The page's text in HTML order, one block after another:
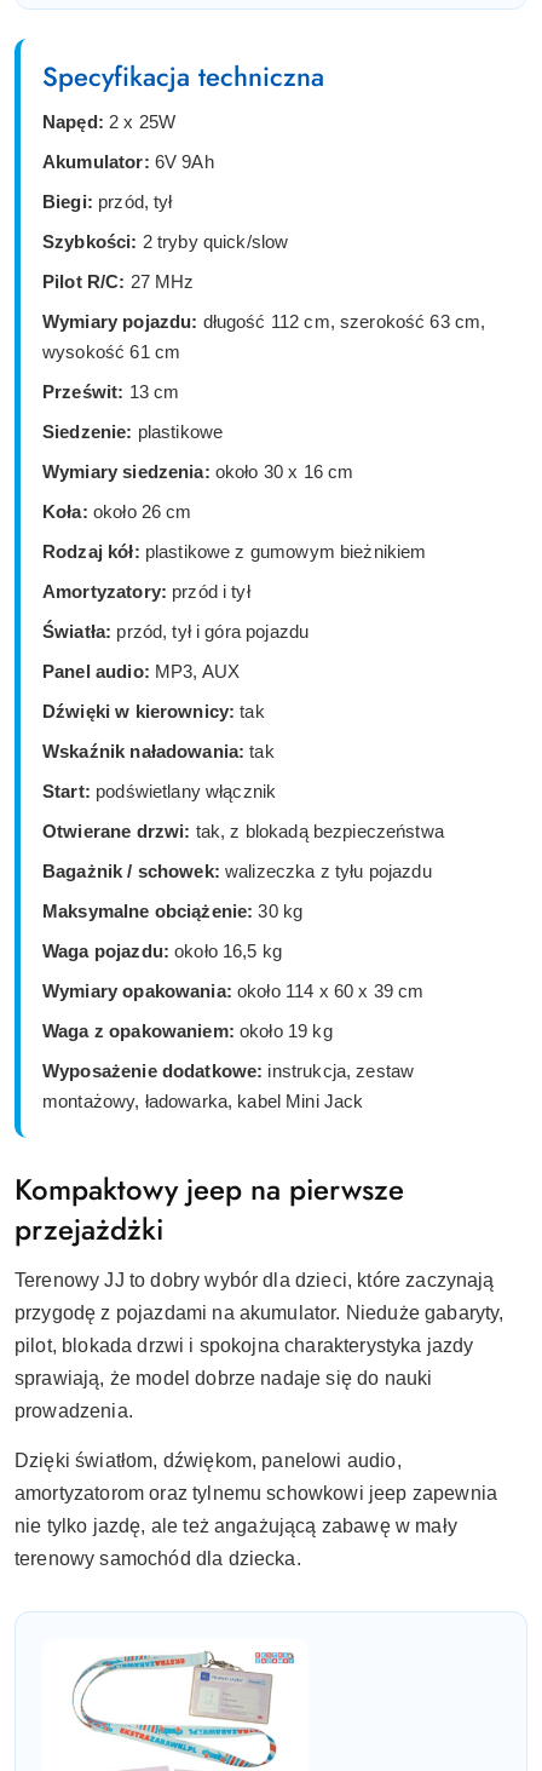
Specyfikacja techniczna
Napęd: 2 x 25W
Akumulator: 6V 9Ah
Biegi: przód, tył
Szybkości: 2 tryby quick/slow
Pilot R/C: 27 MHz
Wymiary pojazdu: długość 112 cm, szerokość 63 cm,
wysokość 61 cm
Prześwit: 13 cm
Siedzenie: plastikowe
Wymiary siedzenia: około 30 x 16 cm
Koła: około 26 cm
Rodzaj kół: plastikowe z gumowym bieżnikiem
Amortyzatory: przód i tył
Światła: przód, tył i góra pojazdu
Panel audio: MP3, AUX
Dźwięki w kierownicy: tak
Wskaźnik naładowania: tak
Start: podświetlany włącznik
Otwierane drzwi: tak, z blokadą bezpieczeństwa
Bagażnik / schowek: walizeczka z tyłu pojazdu
Maksymalne obciążenie: 30 kg
Waga pojazdu: około 16,5 kg
Wymiary opakowania: około 114 x 60 x 39 cm
Waga z opakowaniem: około 19 kg
Wyposażenie dodatkowe: instrukcja, zestaw
montażowy, ładowarka, kabel Mini Jack
Kompaktowy jeep na pierwsze
przejażdżki
Terenowy JJ to dobry wybór dla dzieci, które zaczynają
przygodę z pojazdami na akumulator. Nieduże gabaryty,
pilot, blokada drzwi i spokojna charakterystyka jazdy
sprawiają, że model dobrze nadaje się do nauki
prowadzenia.
Dzięki światłom, dźwiękom, panelowi audio,
amortyzatorom oraz tylnemu schowkowi jeep zapewnia
nie tylko jazdę, ale też angażującą zabawę w mały
terenowy samochód dla dziecka.